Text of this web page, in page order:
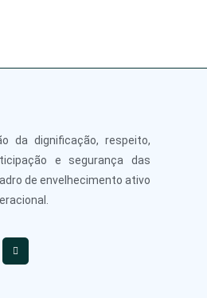
da dignificação, respeito,
e segurança das
de envelhecimento ativo